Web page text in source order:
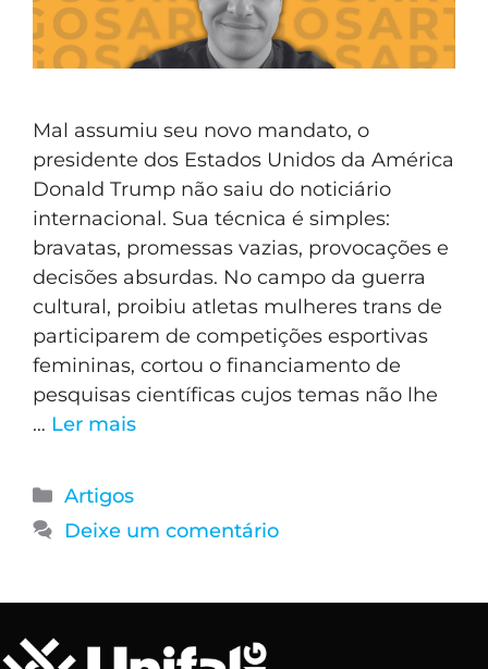
Mal assumiu seu novo mandato, o
presidente dos Estados Unidos da América
Donald Trump não saiu do noticiário
internacional. Sua técnica é simples:
bravatas, promessas vazias, provocações e
decisões absurdas. No campo da guerra
cultural, proibiu atletas mulheres trans de
participarem de competições esportivas
femininas, cortou o financiamento de
pesquisas científicas cujos temas não lhe
… Ler mais
Artigos
Deixe um comentário